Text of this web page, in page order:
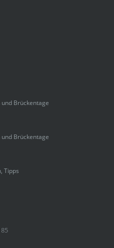
Brückentage
Brückentage
Tipps